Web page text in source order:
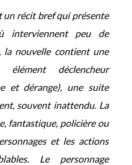
un récit bref qui présente
interviennent peu de
la nouvelle contient une
déclencheur
et dérange), une suite
souvent inattendu. La
fantastique, policière ou
et les actions
Le personnage